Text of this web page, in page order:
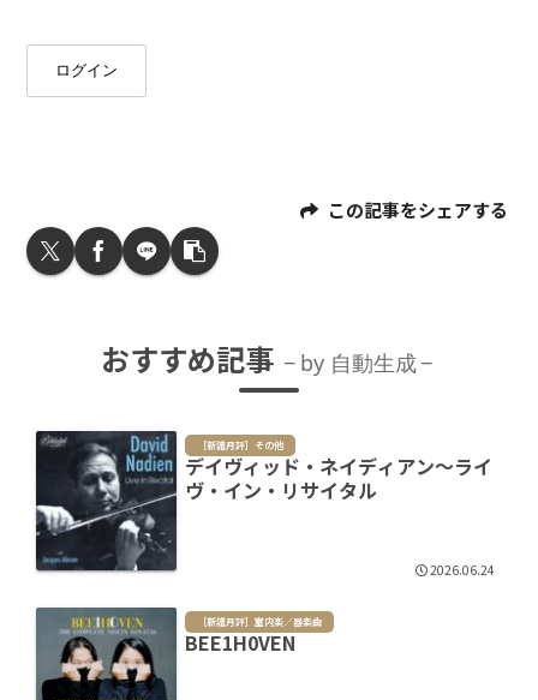
ログイン
この記事をシェアする
おすすめ記事 by 自動生成
［新譜月評］その他
デイヴィッド・ネイディアン～ライ
ヴ・イン・リサイタル
2026.06.24
［新譜月評］室内楽／器楽曲
BEE1H0VEN